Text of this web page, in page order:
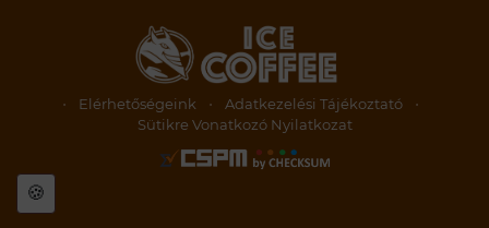
🍪
⋅ Elérhetőségeink ⋅ Adatkezelési Tájékoztató
⋅
Sütikre Vonatkozó Nyilatkozat